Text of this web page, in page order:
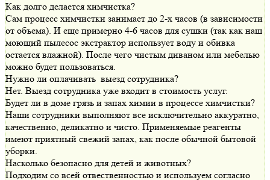
Как долго делается химчистка?
Сам процесс химчистки занимает до 2-х часов (в зависимости
от объема). И еще примерно 4-6 часов для сушки (так как наш
моющий пылесос экстрактор использует воду и обивка
остается влажной). После чего чистым диваном или мебелью
можно будет пользоваться.
Нужно ли оплачивать выезд сотрудника?
Нет. Выезд сотрудника уже входит в стоимость услуг.
Будет ли в доме грязь и запах химии в процессе химчистки?
Наши сотрудники выполняют все исключительно аккуратно,
качественно, деликатно и чисто. Применяемые реагенты
имеют приятный свежий запах, как после обычной бытовой
уборки.
Насколько безопасно для детей и животных?
Подходим со всей отвественностью и используем согласно